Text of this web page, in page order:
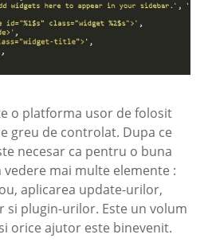
o platforma usor de folosit
greu de controlat. Dupa ce
necesar ca pentru o buna
mai multe elemente :
aplicarea update-urilor,
plugin-urilor. Este un volum
orice ajutor este binevenit.